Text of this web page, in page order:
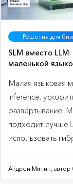
Решения для
SLM вместо
маленькой
Малая языковая
inference,
развёртывание.
подходит лучше
использовать
Андрей Минин, автор